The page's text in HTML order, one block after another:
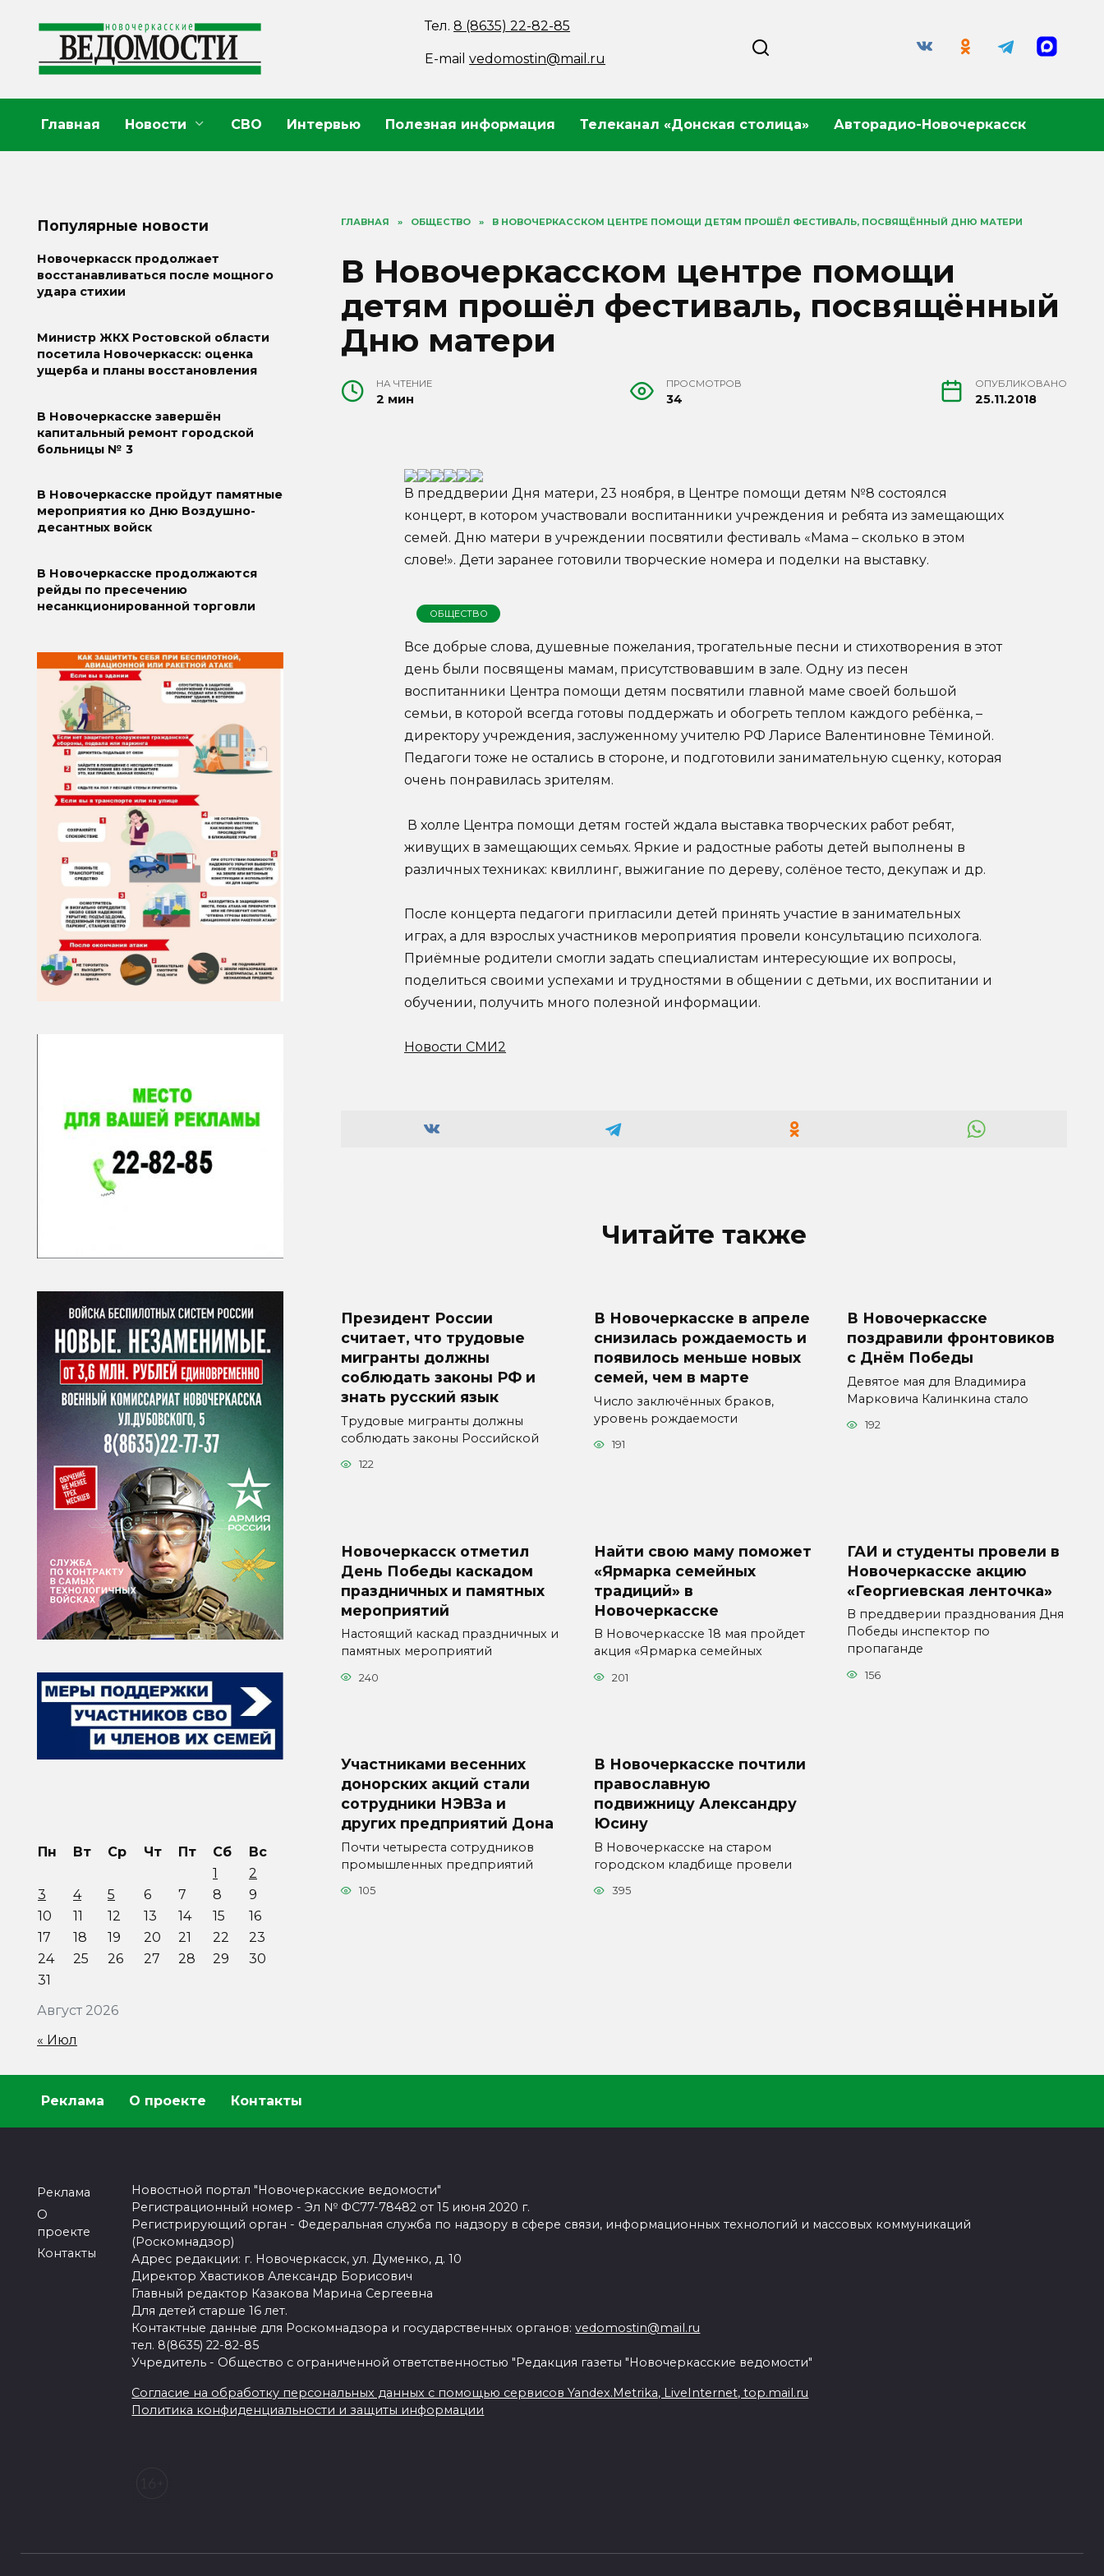
содержанию
Тел.8 (8635) 22-82-85
E-mailvedomostin@mail.ru
Главная Новости СВО Интервью Полезная информация Телеканал «Донская столица» Авторадио-Новочеркасск
ГЛАВНАЯ » ОБЩЕСТВО » В НОВОЧЕРКАССКОМ ЦЕНТРЕ ПОМОЩИ ДЕТЯМ ПРОШЁЛ ФЕСТИВАЛЬ, ПОСВЯЩЁННЫЙ ДНЮ МАТЕРИ
В Новочеркасском центре помощи
детям прошёл фестиваль, посвящённый
Дню матери
НА ЧТЕНИЕ
2 мин
ПРОСМОТРОВ
34
ОПУБЛИКОВАНО
25.11.2018
В преддверии Дня матери, 23 ноября, в Центре помощи детям №8 состоялся
концерт, в котором участвовали воспитанники учреждения и ребята из замещающих
семей. Дню матери в учреждении посвятили фестиваль «Мама – сколько в этом
слове!». Дети заранее готовили творческие номера и поделки на выставку.
ОБЩЕСТВО
Все добрые слова, душевные пожелания, трогательные песни и стихотворения в этот
день были посвящены мамам, присутствовавшим в зале. Одну из песен
воспитанники Центра помощи детям посвятили главной маме своей большой
семьи, в которой всегда готовы поддержать и обогреть теплом каждого ребёнка, –
директору учреждения, заслуженному учителю РФ Ларисе Валентиновне Тёминой.
Педагоги тоже не остались в стороне, и подготовили занимательную сценку, которая
очень понравилась зрителям.
В холле Центра помощи детям гостей ждала выставка творческих работ ребят,
живущих в замещающих семьях. Яркие и радостные работы детей выполнены в
различных техниках: квиллинг, выжигание по дереву, солёное тесто, декупаж и др.
После концерта педагоги пригласили детей принять участие в занимательных
играх, а для взрослых участников мероприятия провели консультацию психолога.
Приёмные родители смогли задать специалистам интересующие их вопросы,
поделиться своими успехами и трудностями в общении с детьми, их воспитании и
обучении, получить много полезной информации.
Новости СМИ2
Читайте также
Президент России
считает, что трудовые
мигранты должны
соблюдать законы РФ и
знать русский язык
Трудовые мигранты должны
соблюдать законы Российской
122
В Новочеркасске в апреле
снизилась рождаемость и
появилось меньше новых
семей, чем в марте
Число заключённых браков,
уровень рождаемости
191
В Новочеркасске
поздравили фронтовиков
с Днём Победы
Девятое мая для Владимира
Марковича Калинкина стало
192
Новочеркасск отметил
День Победы каскадом
праздничных и памятных
мероприятий
Настоящий каскад праздничных и
памятных мероприятий
240
Найти свою маму поможет
«Ярмарка семейных
традиций» в
Новочеркасске
В Новочеркасске 18 мая пройдет
акция «Ярмарка семейных
201
ГАИ и студенты провели в
Новочеркасске акцию
«Георгиевская ленточка»
В преддверии празднования Дня
Победы инспектор по
пропаганде
156
Участниками весенних
донорских акций стали
сотрудники НЭВЗа и
других предприятий Дона
Почти четыреста сотрудников
промышленных предприятий
105
В Новочеркасске почтили
православную
подвижницу Александру
Юсину
В Новочеркасске на старом
городском кладбище провели
395
Популярные новости
Новочеркасск продолжает
восстанавливаться после мощного
удара стихии
Министр ЖКХ Ростовской области
посетила Новочеркасск: оценка
ущерба и планы восстановления
В Новочеркасске завершён
капитальный ремонт городской
больницы № 3
В Новочеркасске пройдут памятные
мероприятия ко Дню Воздушно-
десантных войск
В Новочеркасске продолжаются
рейды по пресечению
несанкционированной торговли
Август 2026
Пн Вт Ср Чт Пт Сб
Вс
1
2
3
4 5 6 7 8
9
10
11 12 13 14 15
16
17
18 19 20 21 22
23
24
25 26 27 28 29
30
31
« Июл
Реклама О проекте Контакты
Реклама
О
проекте
Контакты
Новостной портал "Новочеркасские ведомости"
Регистрационный номер - Эл № ФС77-78482 от 15 июня 2020 г.
Регистрирующий орган - Федеральная служба по надзору в сфере связи, информационных технологий и массовых коммуникаций
(Роскомнадзор)
Адрес редакции: г. Новочеркасск, ул. Думенко, д. 10
Директор Хвастиков Александр Борисович
Главный редактор Казакова Марина Сергеевна
Для детей старше 16 лет.
Контактные данные для Роскомнадзора и государственных органов:vedomostin@mail.ru
тел. 8(8635) 22-82-85
Учредитель - Общество с ограниченной ответственностью "Редакция газеты "Новочеркасские ведомости"
Согласие на обработку персональных данных с помощью сервисов Yandex.Metrika, LiveInternet, top.mail.ru
Политика конфиденциальности и защиты информации